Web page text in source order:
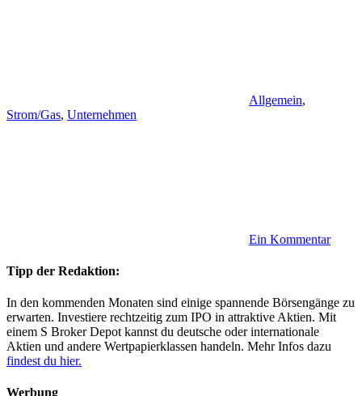
Allgemein,
Strom/Gas, Unternehmen
Ein Kommentar
Tipp der Redaktion:
In den kommenden Monaten sind einige spannende Börsengänge zu
erwarten. Investiere rechtzeitig zum IPO in attraktive Aktien. Mit
einem S Broker Depot kannst du deutsche oder internationale
Aktien und andere Wertpapierklassen handeln. Mehr Infos dazu
findest du hier.
Werbung